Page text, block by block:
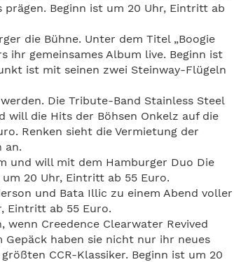
Beginn ist um 20 Uhr, Eintritt ab
die Bühne. Unter dem Titel „Boogie
ihr gemeinsames Album live. Beginn ist
ist mit seinen zwei Steinway-Flügeln
Die Tribute-Band Stainless Steel
will die Hits der Böhsen Onkelz auf die
Renken sieht die Vermietung der
an.
und will mit dem Hamburger Duo Die
20 Uhr, Eintritt ab 55 Euro.
und Bata Illic zu einem Abend voller
Eintritt ab 55 Euro.
Creedence Clearwater Revived
haben sie nicht nur ihr neues
CCR-Klassiker. Beginn ist um 20